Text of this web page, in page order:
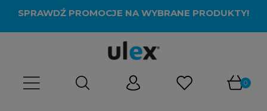
SPRAWDŹ PROMOCJE NA WYBRANE PRODUKTY!